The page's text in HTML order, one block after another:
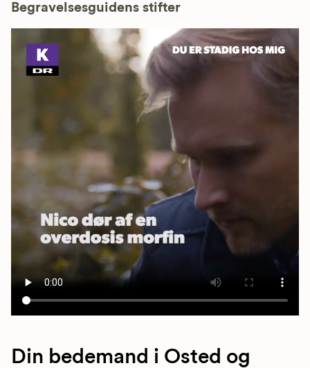
Begravelsesguidens stifter
Din bedemand i Osted og